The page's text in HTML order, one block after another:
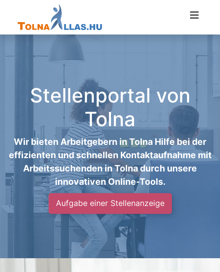
Stellenportal von
Tolna
Wir bieten Arbeitgebern in Tolna Hilfe bei der
effizienten und schnellen Kontaktaufnahme mit
Arbeitssuchenden in Tolna durch unsere
innovativen Online-Tools.
Aufgabe einer Stellenanzeige